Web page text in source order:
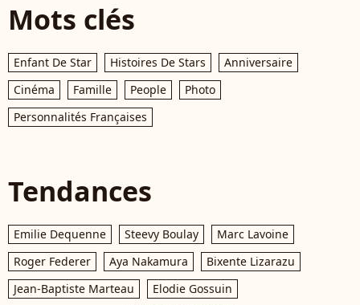
Mots clés
Enfant De Star Histoires De Stars
Anniversaire
Cinéma
Famille People
Photo
Personnalités Françaises
Tendances
Emilie Dequenne Steevy Boulay
Marc Lavoine
Roger Federer
Aya Nakamura
Bixente Lizarazu
Jean-Baptiste Marteau
Elodie Gossuin